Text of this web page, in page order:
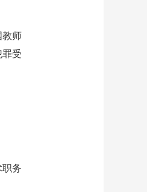
教师
受
务